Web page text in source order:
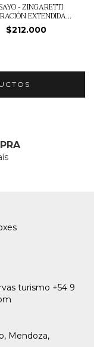
- ZINGARETTI
EXTENDIDA...
$212.000
turismo +54 9
Mendoza,